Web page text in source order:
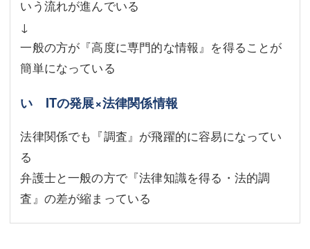
いう流れが進んでいる
↓
一般の方が『高度に専門的な情報』を得ることが
簡単になっている
い ITの発展×法律関係情報
法律関係でも『調査』が飛躍的に容易になってい
る
弁護士と一般の方で『法律知識を得る・法的調
査』の差が縮まっている